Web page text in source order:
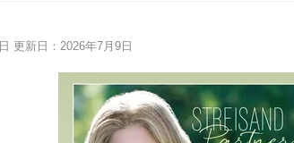
更新日：2026年7月9日